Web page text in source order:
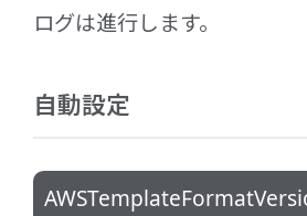
ログは進行します。
自動設定